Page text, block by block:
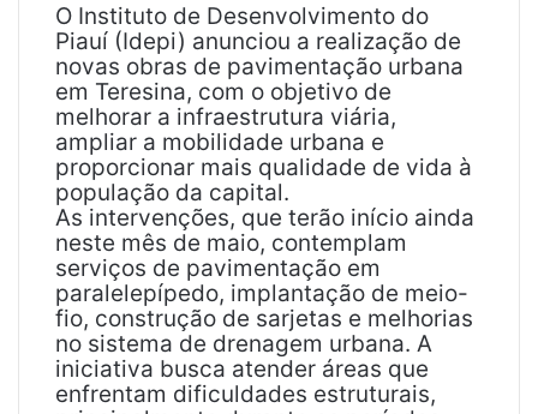
a
i
l
O Instituto de Desenvolvimento do
Piauí (Idepi) anunciou a realização de
novas obras de pavimentação urbana
em Teresina, com o objetivo de
melhorar a infraestrutura viária,
ampliar a mobilidade urbana e
proporcionar mais qualidade de vida à
população da capital.
As intervenções, que terão início ainda
neste mês de maio, contemplam
serviços de pavimentação em
paralelepípedo, implantação de meio-
fio, construção de sarjetas e melhorias
no sistema de drenagem urbana. A
iniciativa busca atender áreas que
enfrentam dificuldades estruturais,